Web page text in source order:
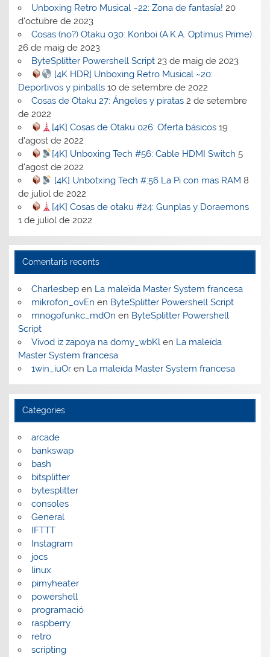
Unboxing Retro Musical ~22: Zona de fantasía! 20
d'octubre de 2023
Cosas (no?) Otaku 030: Konboi (A.K.A. Optimus Prime)
26 de maig de 2023
ByteSplitter Powershell Script 23 de maig de 2023
[4K HDR] Unboxing Retro Musical ~20:
Deportivos y pinballs 10 de setembre de 2022
Cosas de Otaku 27: Ángeles y piratas 2 de setembre
de 2022
[4K] Cosas de Otaku 026: Oferta básicos 19
d'agost de 2022
[4K] Unboxing Tech #56: Cable HDMI Switch 5
d'agost de 2022
[4K] Unbotxing Tech #:56 La Pi con mas RAM 8
de juliol de 2022
[4K] Cosas de otaku #24: Gunplas y Doraemons
1 de juliol de 2022
Comentaris recents
Charlesbepen La maleïda Master System francesa
mikrofon_ovEn en ByteSplitter Powershell Script
mnogofunkc_mdOn en ByteSplitter Powershell
Script
Vivod iz zapoya na domy_wbKlen La maleïda
Master System francesa
1win_iuOren La maleïda Master System francesa
Categories
arcade
bankswap
bash
bitsplitter
bytesplitter
consoles
General
IFTTT
Instagram
jocs
linux
pimyheater
powershell
programació
raspberry
retro
scripting